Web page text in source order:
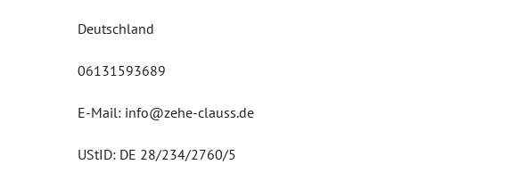
Deutschland
06131593689
E-Mail: info@zehe-clauss.de
UStID: DE 28/234/2760/5